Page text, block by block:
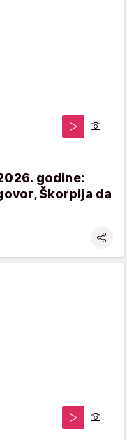
godine:
Škorpija da